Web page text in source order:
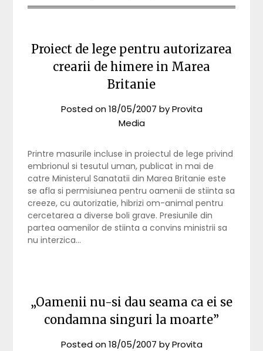
Proiect de lege pentru autorizarea
crearii de himere in Marea
Britanie
Posted on18/05/2007 byProvita
Media
Printre masurile incluse in proiectul de lege privind
embrionul si tesutul uman, publicat in mai de
catre Ministerul Sanatatii din Marea Britanie este
se afla si permisiunea pentru oamenii de stiinta sa
creeze, cu autorizatie, hibrizi om-animal pentru
cercetarea a diverse boli grave. Presiunile din
partea oamenilor de stiinta a convins ministrii sa
nu interzica…
„Oamenii nu-si dau seama ca ei se
condamna singuri la moarte”
Posted on18/05/2007 byProvita